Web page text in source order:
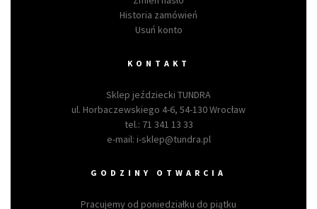
Historia zamówień
Usuń konto
KONTAKT
Sklep jeździecki TUNDRA
ul. Horbaczewskiego 4-6, 54-130 Wrocław
tel.: 71 341 13 33
e-mail: i-sklep@tundra.pl
GODZINY OTWARCIA
Pracujemy od poniedziałku do piątku